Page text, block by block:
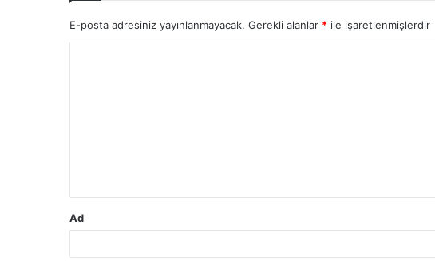
E-posta adresiniz yayınlanmayacak. Gerekli alanlar * ile işaretlenmişlerdir
Ad